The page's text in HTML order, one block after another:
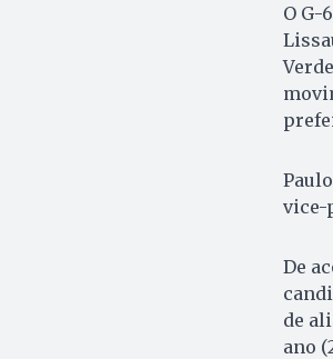
O G-
vice-
De
de
ano